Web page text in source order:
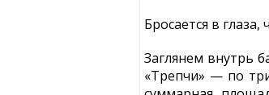
Бросается в
Заглянем внутрь
«Трепчи» — по